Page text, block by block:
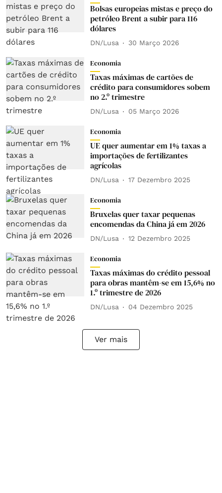
Bolsas europeias mistas e preço do
petróleo Brent a subir para 116
dólares
DN/Lusa 30 Março 2026
Economia
Taxas máximas de cartões de
crédito para consumidores sobem
no 2.º trimestre
DN/Lusa 05 Março 2026
Economia
UE quer aumentar em 1% taxas a
importações de fertilizantes
agrícolas
DN/Lusa 17 Dezembro 2025
Economia
Bruxelas quer taxar pequenas
encomendas da China já em 2026
DN/Lusa 12 Dezembro 2025
Economia
Taxas máximas do crédito pessoal
para obras mantêm-se em 15,6% no
1.º trimestre de 2026
DN/Lusa 04 Dezembro 2025
Ver mais